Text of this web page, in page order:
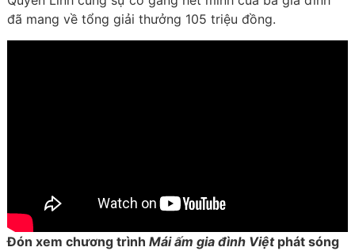
đã mang về tổng giải thưởng 105 triệu đồng.
Đón xem chương trình Mái ấm gia đình Việtphát sóng